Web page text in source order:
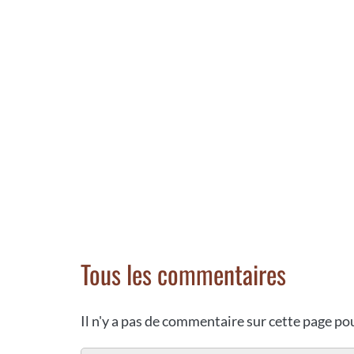
Tous les commentaires
Il n'y a pas de commentaire sur cette page